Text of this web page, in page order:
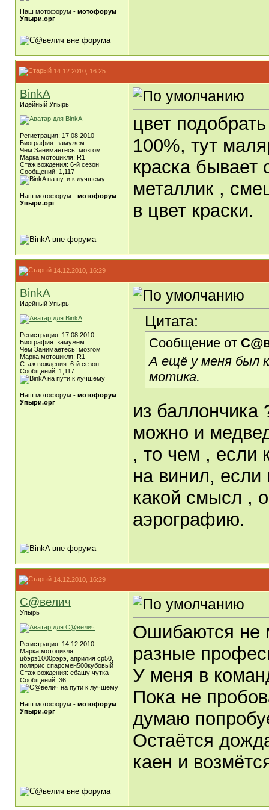
Наш мотофорум - мотофорум
Упыри.орг
14.12.2010, 16:25
BinkA
Идейный Упырь
Регистрация: 17.08.2010
Биография: замужем
Чем Занимаетесь: мозгом
Марка мотоцикля: R1
Стаж вождения: 6-й сезон
Сообщений: 1,117
Наш мотофорум - мотофорум
Упыри.орг
цвет
100%, тут
краска бывает
металлик ,
в цвет краски.
14.12.2010, 16:29
BinkA
Идейный Упырь
Регистрация: 17.08.2010
Биография: замужем
Чем Занимаетесь: мозгом
Марка мотоцикля: R1
Стаж вождения: 6-й сезон
Сообщений: 1,117
Наш мотофорум - мотофорум
Упыри.орг
Цитата:
Сообщение от
А ещё у меня был
мотика.
из баллончика
можно и
, то чем , если
на винил, если
какой смысл ,
аэрографию.
14.12.2010, 16:29
С@велич
Упырь
Регистрация: 14.12.2010
Марка мотоцикля:
цбэрэ1000рэрэ, априлия ср50,
полярис спарсмен500кубовый
Стаж вождения: ебашу чутка
Сообщений: 36
Наш мотофорум - мотофорум
Упыри.орг
Ошибаются не
разные
У меня в
Пока не
думаю
Остаётся
каен и